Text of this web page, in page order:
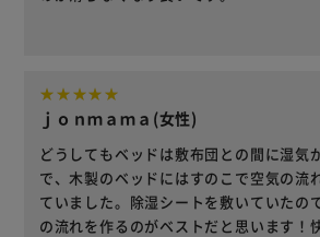
ｊｏｎｍａｍａ(女性)
どうしてもベッドは敷布団との間に湿気
で、木製のベッドにはすのこで空気の流
ていました。除湿シートを敷いていたの
の流れを作るのがベストだと思います！